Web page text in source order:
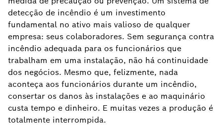
detecção de incêndio é um investimento
fundamental no ativo mais valioso de qualquer
empresa: seus colaboradores. Sem segurança contra
incêndio adequada para os funcionários que
trabalham em uma instalação, não há continuidade
dos negócios. Mesmo que, felizmente, nada
aconteça aos funcionários durante um incêndio,
consertar os danos às instalações e ao maquinário
custa tempo e dinheiro. E muitas vezes a produção é
totalmente interrompida.